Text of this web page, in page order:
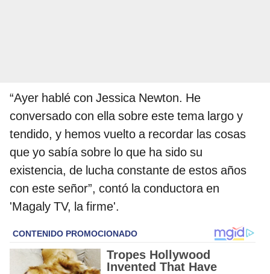
“Ayer hablé con Jessica Newton. He
conversado con ella sobre este tema largo y
tendido, y hemos vuelto a recordar las cosas
que yo sabía sobre lo que ha sido su
existencia, de lucha constante de estos años
con este señor”, contó la conductora en
'Magaly TV, la firme'.